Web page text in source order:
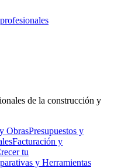
de la construcción y
ObrasPresupuestos y
Facturación y
tu
y Herramientas